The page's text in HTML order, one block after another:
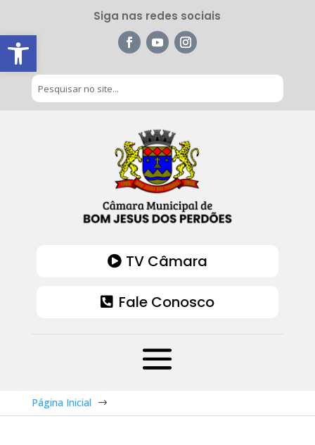
Barra de Ferramentas Aberta
Siga nas redes sociais
TV Câmara
Fale Conosco
Página Inicial $